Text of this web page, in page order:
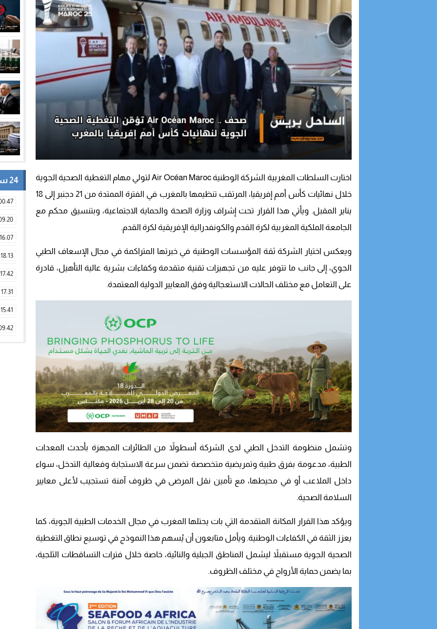
اختارت السلطات المغربية الشركة الوطنية Air Océan Maroc لتولي مهام التغطية الصحية الجوية
خلال نهائيات كأس أمم إفريقيا، المرتقب تنظيمها بالمغرب في الفترة الممتدة من 21 دجنبر إلى 18
يناير المقبل. ويأتي هذا القرار تحت إشراف وزارة الصحة والحماية الاجتماعية، وبتنسيق محكم مع
الجامعة الملكية المغربية لكرة القدم والكونفدرالية الإفريقية لكرة القدم.
ويعكس اختيار الشركة ثقة المؤسسات الوطنية في خبرتها المتراكمة في مجال الإسعاف الطبي
الجوي، إلى جانب ما تتوفر عليه من تجهيزات تقنية متقدمة وكفاءات بشرية عالية التأهيل، قادرة
على التعامل مع مختلف الحالات الاستعجالية وفق المعايير الدولية المعتمدة.
وتشمل منظومة التدخل الطبي لدى الشركة أسطولاً من الطائرات المجهزة بأحدث المعدات
الطبية، مدعومة بفرق طبية وتمريضية متخصصة تضمن سرعة الاستجابة وفعالية التدخل، سواء
داخل الملاعب أو في محيطها، مع تأمين نقل المرضى في ظروف آمنة تستجيب لأعلى معايير
السلامة الصحية.
ويؤكد هذا القرار المكانة المتقدمة التي بات يحتلها المغرب في مجال الخدمات الطبية الجوية، كما
يعزز الثقة في الكفاءات الوطنية. ويأمل متابعون أن يُسهم هذا النموذج في توسيع نطاق التغطية
الصحية الجوية مستقبلاً ليشمل المناطق الجبلية والنائية، خاصة خلال فترات التساقطات الثلجية،
بما يضمن حماية الأرواح في مختلف الظروف.
24 ساعة
16:07
18:13
17:42
17:31
15:41